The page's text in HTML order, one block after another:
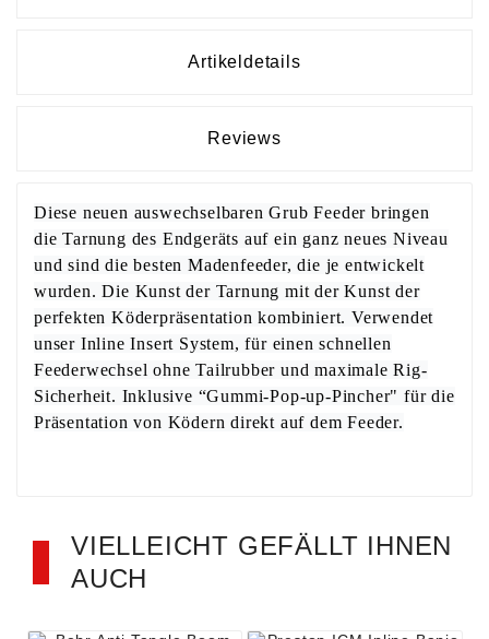
Artikeldetails
Reviews
Diese neuen auswechselbaren Grub Feeder bringen
die Tarnung des Endgeräts auf ein ganz neues Niveau
und sind die besten Madenfeeder, die je entwickelt
wurden. Die Kunst der Tarnung mit der Kunst der
perfekten Köderpräsentation kombiniert. Verwendet
unser Inline Insert System, für einen schnellen
Feederwechsel ohne Tailrubber und maximale Rig-
Sicherheit. Inklusive “Gummi-Pop-up-Pincher" für die
Präsentation von Ködern direkt auf dem Feeder.
VIELLEICHT GEFÄLLT IHNEN
AUCH